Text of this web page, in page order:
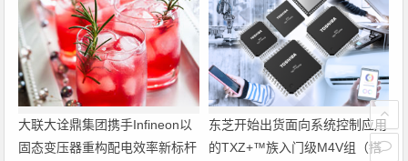
大联大诠鼎集团携手Infineon以
固态变压器重构配电效率新标杆
东芝开始出货面向系统控制应用
的TXZ+™族入门级M4V组（搭